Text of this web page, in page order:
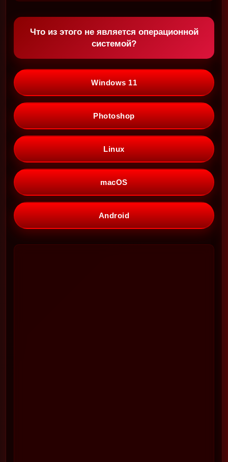
Что из этого не является операционной
системой?
Windows 11
Photoshop
Linux
macOS
Android